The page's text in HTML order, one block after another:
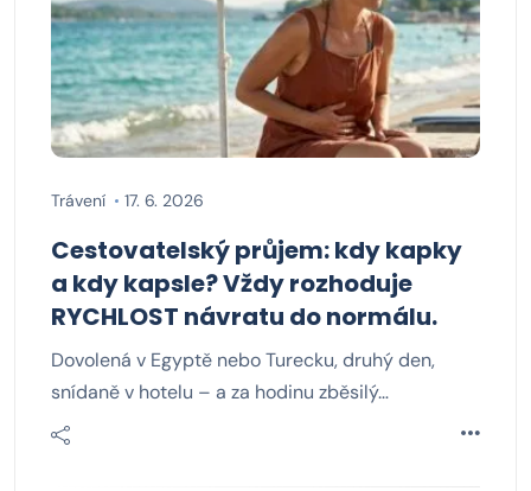
Trávení 17. 6. 2026
Cestovatelský průjem: kdy kapky
a kdy kapsle? Vždy rozhoduje
RYCHLOST návratu do normálu.
Dovolená v Egyptě nebo Turecku, druhý den,
snídaně v hotelu – a za hodinu zběsilý…